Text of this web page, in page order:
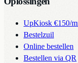
UpKiosk €150/
Bestelzuil
Online bestellen
Bestellen via QR